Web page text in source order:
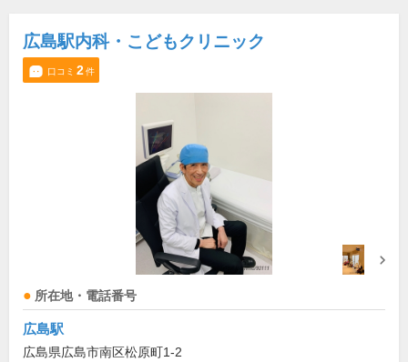
広島駅内科・こどもクリニック
口コミ 2件
所在地・電話番号
広島駅
広島県広島市南区松原町1-2